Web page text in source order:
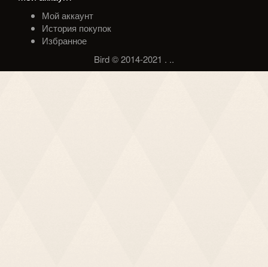
Мой аккаунт
История покупок
Избранное
Bird © 2014-2021 . ..